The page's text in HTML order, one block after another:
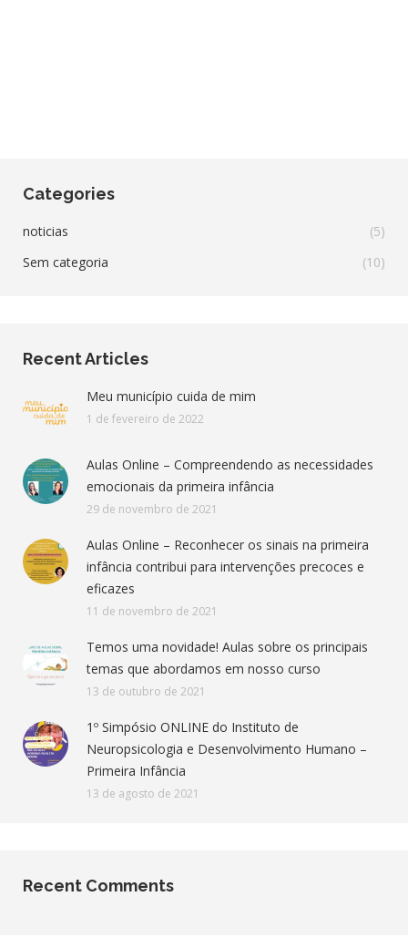
Categories
noticias
(5)
Sem categoria
(10)
Recent Articles
Meu município cuida de mim
1 de fevereiro de 2022
Aulas Online – Compreendendo as necessidades
emocionais da primeira infância
29 de novembro de 2021
Aulas Online – Reconhecer os sinais na primeira
infância contribui para intervenções precoces e
eficazes
11 de novembro de 2021
Temos uma novidade! Aulas sobre os principais
temas que abordamos em nosso curso
13 de outubro de 2021
1º Simpósio ONLINE do Instituto de
Neuropsicologia e Desenvolvimento Humano –
Primeira Infância
13 de agosto de 2021
Recent Comments